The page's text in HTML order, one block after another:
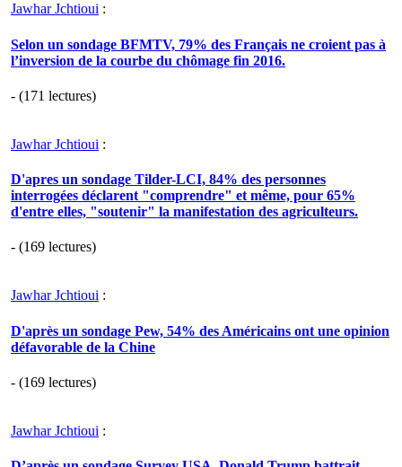
Jawhar Jchtioui :
Selon un sondage BFMTV, 79% des Français ne croient pas à
l’inversion de la courbe du chômage fin 2016.
- (171 lectures)
Jawhar Jchtioui :
D'apres un sondage Tilder-LCI, 84% des personnes
interrogées déclarent "comprendre" et même, pour 65%
d'entre elles, "soutenir" la manifestation des agriculteurs.
- (169 lectures)
Jawhar Jchtioui :
D'après un sondage Pew, 54% des Américains ont une opinion
défavorable de la Chine
- (169 lectures)
Jawhar Jchtioui :